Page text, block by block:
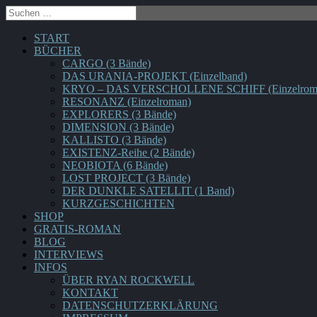
START
BÜCHER
CARGO (3 Bände)
DAS URANIA-PROJEKT (Einzelband)
KRYO – DAS VERSCHOLLENE SCHIFF
RESONANZ (Einzelroman)
EXPLORERS (3 Bände)
DIMENSION (3 Bände)
KALLISTO (3 Bände)
EXISTENZ-Reihe (2 Bände)
NEOBIOTA (6 Bände)
LOST PROJECT (3 Bände)
DER DUNKLE SATELLIT (1 Band)
KURZGESCHICHTEN
SHOP
GRATIS-ROMAN
BLOG
INTERVIEWS
INFOS
ÜBER RYAN ROCKWELL
KONTAKT
DATENSCHUTZERKLÄRUNG